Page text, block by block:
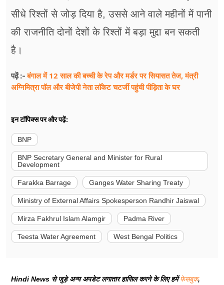
सीधे रिश्तों से जोड़ दिया है, उससे आने वाले महीनों में पानी
की राजनीति दोनों देशों के रिश्तों में बड़ा मुद्दा बन सकती
है।
पढ़ें :-बंगाल में 12 साल की बच्ची के रेप और मर्डर पर सियासत तेज, मंत्री
अग्निमित्रा पॉल और बीजेपी नेता लॉकेट चटर्जी पहुंची पीड़िता के घर
इन टॉपिक्स पर और पढ़ें:
BNP
BNP Secretary General and Minister for Rural
Development
Farakka Barrage Ganges Water Sharing Treaty
Ministry of External Affairs Spokesperson Randhir Jaiswal
Mirza Fakhrul Islam Alamgir Padma River
Teesta Water Agreement West Bengal Politics
Hindi News से जुड़े अन्य अपडेट लगातार हासिल करने के लिए हमेंफेसबुक,